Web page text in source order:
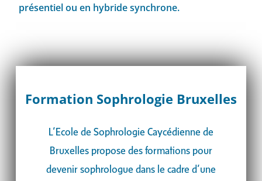
présentiel ou en hybride synchrone.
Formation Sophrologie Bruxelles
L’Ecole de Sophrologie Caycédienne de
Bruxelles propose des formations pour
devenir sophrologue dans le cadre d’une